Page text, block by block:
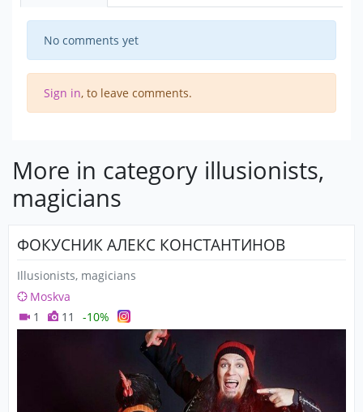
No comments yet
Sign in, to leave comments.
More in category illusionists,
magicians
ФОКУСНИК АЛЕКС КОНСТАНТИНОВ
Illusionists, magicians
Moskva
1
11 -10%